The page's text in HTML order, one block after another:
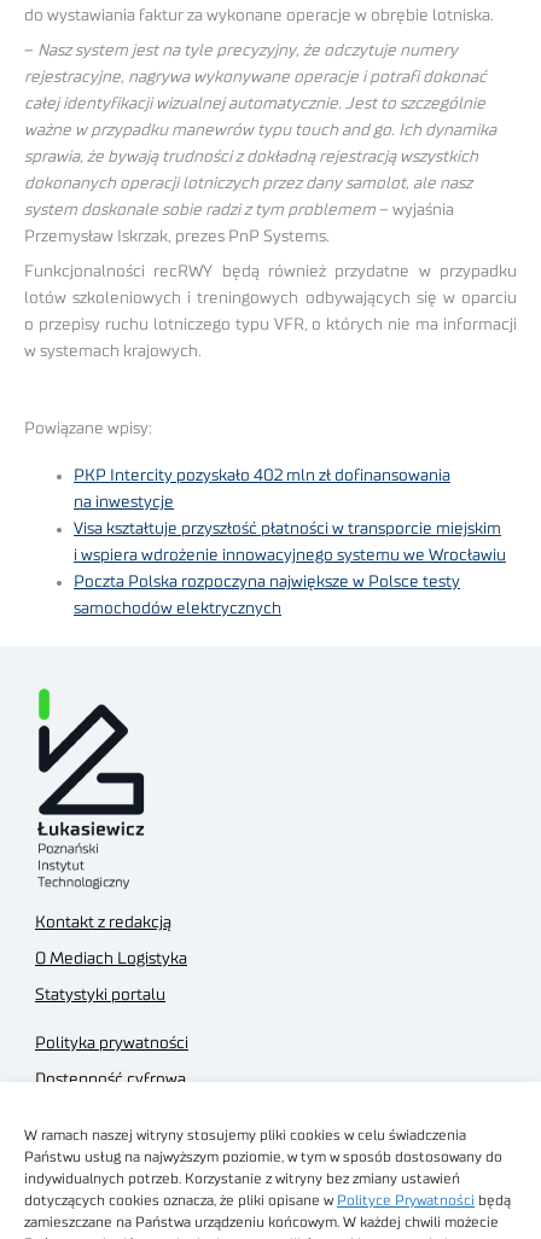
W ramach naszej witryny stosujemy pliki cookies w celu świadczenia
Państwu usług na najwyższym poziomie, w tym w sposób dostosowany do
indywidualnych potrzeb. Korzystanie z witryny bez zmiany ustawień
dotyczących cookies oznacza, że pliki opisane w Polityce Prywatności będą
zamieszczane na Państwa urządzeniu końcowym. W każdej chwili możecie
do wystawiania faktur za wykonane operacje w obrębie lotniska.
– Nasz system jest na tyle precyzyjny, że odczytuje numery
rejestracyjne, nagrywa wykonywane operacje i potrafi dokonać
całej identyfikacji wizualnej automatycznie. Jest to szczególnie
ważne w przypadku manewrów typu touch and go. Ich dynamika
sprawia, że bywają trudności z dokładną rejestracją wszystkich
dokonanych operacji lotniczych przez dany samolot, ale nasz
system doskonale sobie radzi z tym problemem – wyjaśnia
Przemysław Iskrzak, prezes PnP Systems.
Funkcjonalności recRWY będą również przydatne w przypadku
lotów szkoleniowych i treningowych odbywających się w oparciu
o przepisy ruchu lotniczego typu VFR, o których nie ma informacji
w systemach krajowych.
Powiązane wpisy:
PKP Intercity pozyskało 402 mln zł dofinansowania
na inwestycje
Visa kształtuje przyszłość płatności w transporcie miejskim
i wspiera wdrożenie innowacyjnego systemu we Wrocławiu
Poczta Polska rozpoczyna największe w Polsce testy
samochodów elektrycznych
Kontakt z redakcją
O Mediach Logistyka
Statystyki portalu
Polityka prywatności
Dostępność cyfrowa
Regulamin sklepu